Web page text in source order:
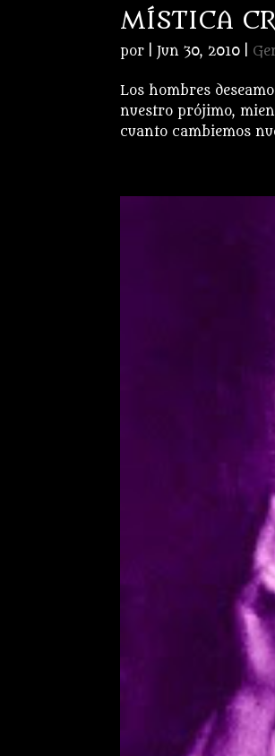
MÍSTICA
por |Jun 30, 2010
Los hombres
nuestro prójimo,
cuanto cambiemos